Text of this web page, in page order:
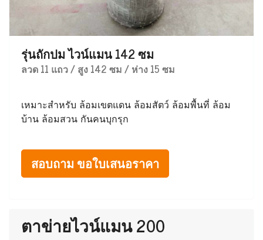
รุ่นถักปม ไวน์แมน 142 ซม
ลวด 11 แถว / สูง 142 ซม / ห่าง 15 ซม
เหมาะสำหรับ ล้อมเขตแดน ล้อมสัตว์ ล้อมพื้นที่ ล้อม
บ้าน ล้อมสวน กันคนบุกรุก
สอบถาม ขอใบเสนอราคา
ตาข่ายไวน์แมน 200